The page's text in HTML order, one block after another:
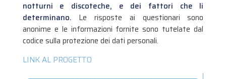
notturni e discoteche, e dei fattori che li
determinano. Le risposte ai questionari sono
anonime e le informazioni fornite sono tutelate dal
codice sulla protezione dei dati personali.
LINK AL PROGETTO